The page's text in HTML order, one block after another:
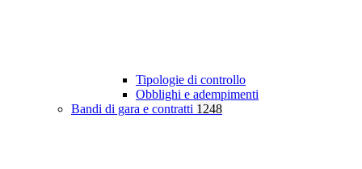
Tipologie di controllo
Obblighi e adempimenti
Bandi di gara e contratti 1248